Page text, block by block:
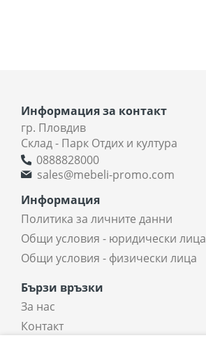
Информация за контакт
гр. Пловдив
Склад - Парк Отдих и култура
0888828000
sales@mebeli-promo.com
Информация
Политика за личните данни
Общи условия - юридически лица
Общи условия - физически лица
Бързи връзки
За нас
Контакт